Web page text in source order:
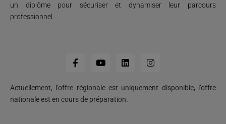
un diplôme pour sécuriser et dynamiser leur parcours
professionnel.
Actuellement, l’offre régionale est uniquement disponible, l’offre
nationale est en cours de préparation.